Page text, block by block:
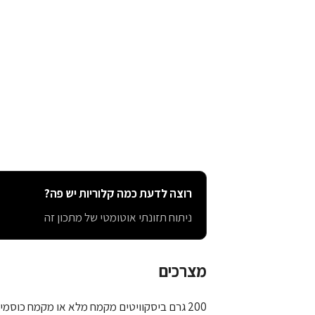
רוצה לדעת כמה קלוריות יש פה?
ניתוח תזונתי אוטומטי של מתכון זה
מצרכים
200 גרם ביסקוויטים מקמח מלא או מקמח כוסמין מלא